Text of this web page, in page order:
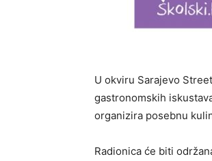
U okviru Sarajevo
gastronomskih
organizira posebnu
Radionica će biti